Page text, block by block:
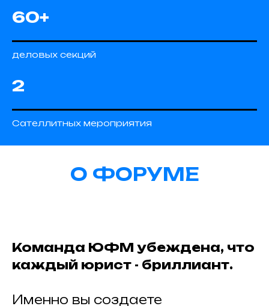
60+
деловых секций
2
Сателлитных мероприятия
О ФОРУМЕ
Команда ЮФМ убеждена, что
каждый юрист - бриллиант.
Именно вы создаете